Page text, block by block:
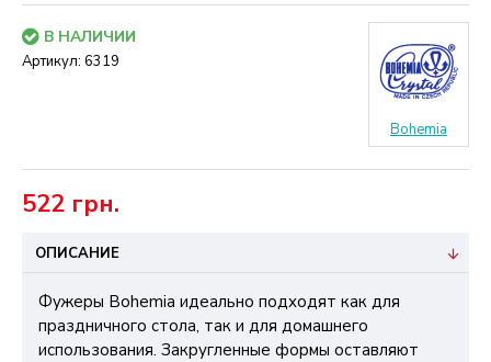
522 грн.
В НАЛИЧИИ
Артикул: 6319
Bohemia
ОПИСАНИЕ
Фужеры Bohemia идеально подходят как для
праздничного стола, так и для домашнего
использования. Закругленные формы оставляют